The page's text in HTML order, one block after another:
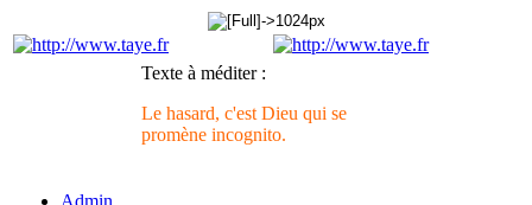
Texte à méditer :
Le hasard, c'est Dieu qui se
promène incognito.
Admin